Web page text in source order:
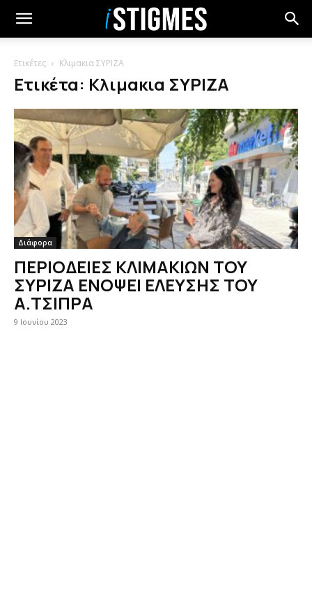
Ετικέτες Κλιμακια ΣΥΡΙΖΑ
Ετικέτα: Κλιμακια ΣΥΡΙΖΑ
Διάφορα
ΠΕΡΙΟΔΕΙΕΣ ΚΛΙΜΑΚΙΩΝ ΤΟΥ
ΣΥΡΙΖΑ ΕΝΟΨΕΙ ΕΛΕΥΣΗΣ ΤΟΥ
Α.ΤΣΙΠΡΑ
9 Ιουνίου 2023